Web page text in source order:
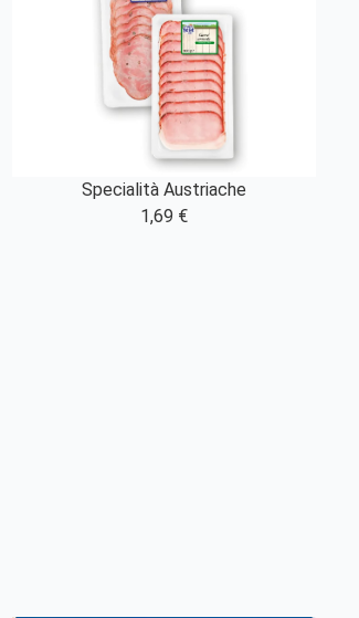
Specialità Austriache
1,69 €